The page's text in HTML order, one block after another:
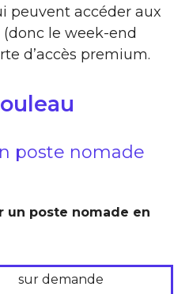
peuvent accéder aux
le week-end
d’accès premium.
poste nomade
un poste nomade en
sur demande